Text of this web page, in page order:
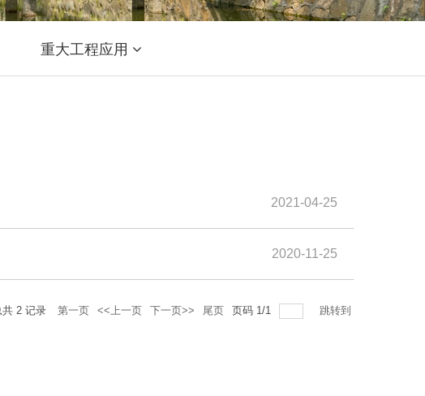
重大工程应用
2021-04-25
2020-11-25
共 2 记录 第一页 <<上一页 下一页>> 尾页 页码 1/1 跳转到